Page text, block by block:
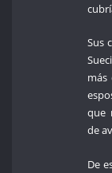
Sus
más
que
de
De